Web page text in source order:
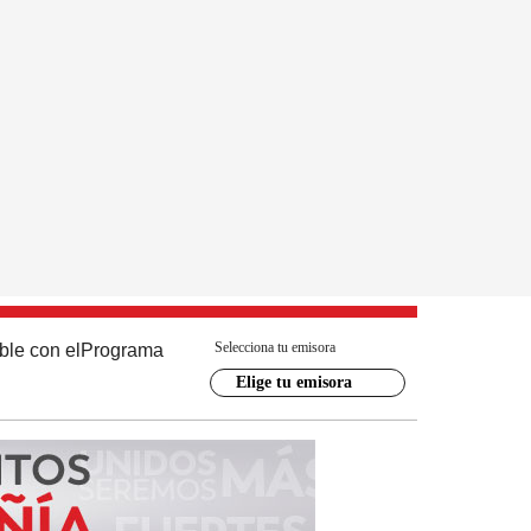
con el Programa Selecciona tu emisora
Elige tu emisora